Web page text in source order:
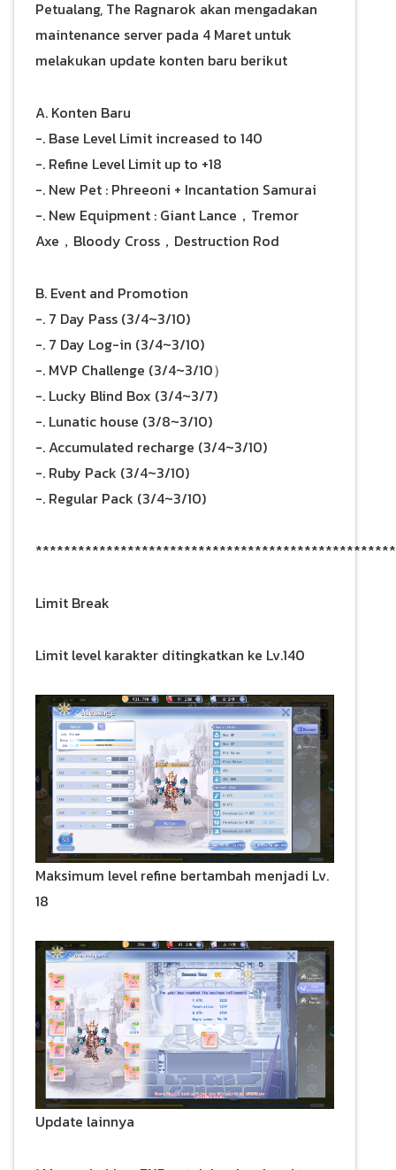
Petualang, The Ragnarok akan mengadakan
maintenance server pada 4 Maret untuk
melakukan update konten baru berikut
A. Konten Baru
-. Base Level Limit increased to 140
-. Refine Level Limit up to +18
-. New Pet : Phreeoni + Incantation Samurai
-. New Equipment : Giant Lance，Tremor
Axe，Bloody Cross，Destruction Rod
B. Event and Promotion
-. 7 Day Pass (3/4~3/10)
-. 7 Day Log-in (3/4~3/10)
-. MVP Challenge (3/4~3/10）
-. Lucky Blind Box (3/4~3/7)
-. Lunatic house (3/8~3/10)
-. Accumulated recharge (3/4~3/10)
-. Ruby Pack (3/4~3/10)
-. Regular Pack (3/4~3/10)
Limit Break
Limit level karakter ditingkatkan ke Lv.140
Maksimum level refine bertambah menjadi Lv.
18
Update lainnya